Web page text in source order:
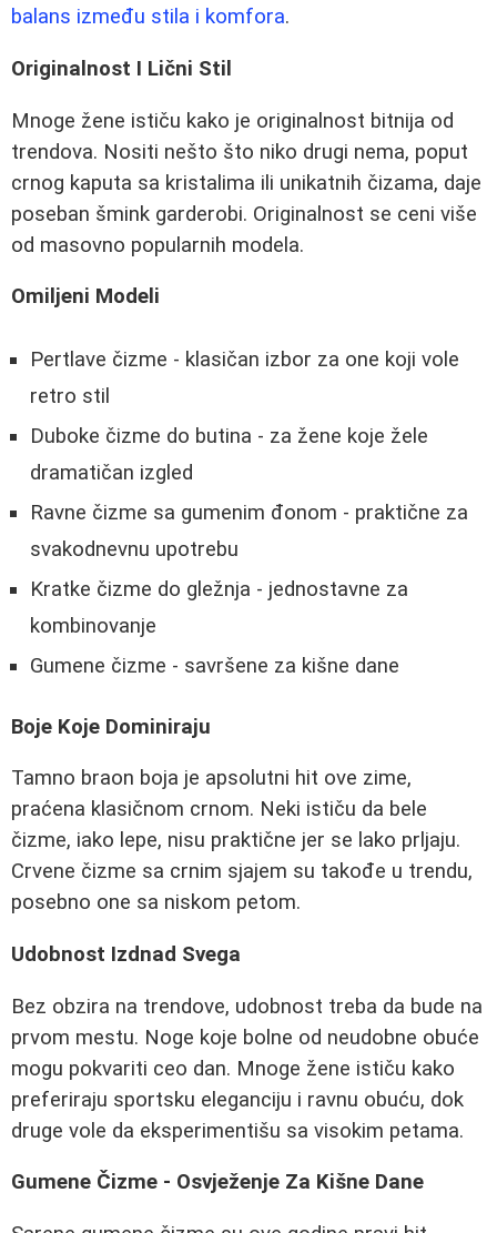
balans između stila i komfora.
Originalnost I Lični Stil
Mnoge žene ističu kako je originalnost bitnija od
trendova. Nositi nešto što niko drugi nema, poput
crnog kaputa sa kristalima ili unikatnih čizama, daje
poseban šmink garderobi. Originalnost se ceni više
od masovno popularnih modela.
Omiljeni Modeli
Pertlave čizme - klasičan izbor za one koji vole
retro stil
Duboke čizme do butina - za žene koje žele
dramatičan izgled
Ravne čizme sa gumenim đonom - praktične za
svakodnevnu upotrebu
Kratke čizme do gležnja - jednostavne za
kombinovanje
Gumene čizme - savršene za kišne dane
Boje Koje Dominiraju
Tamno braon boja je apsolutni hit ove zime,
praćena klasičnom crnom. Neki ističu da bele
čizme, iako lepe, nisu praktične jer se lako prljaju.
Crvene čizme sa crnim sjajem su takođe u trendu,
posebno one sa niskom petom.
Udobnost Izdnad Svega
Bez obzira na trendove, udobnost treba da bude na
prvom mestu. Noge koje bolne od neudobne obuće
mogu pokvariti ceo dan. Mnoge žene ističu kako
preferiraju sportsku eleganciju i ravnu obuću, dok
druge vole da eksperimentišu sa visokim petama.
Gumene Čizme - Osvježenje Za Kišne Dane